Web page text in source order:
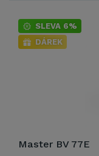
SLEVA 6%
DÁREK
Master BV 77E